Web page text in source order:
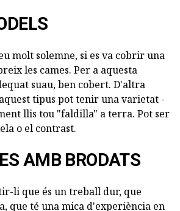
molt solemne, si es va cobrir una
les cames. Per a aquesta
suau, ben cobert. D'altra
tipus pot tenir una varietat -
llis tou "faldilla" a terra. Pot ser
o el contrast.
AMB BRODATS
li que és un treball dur, que
que té una mica d'experiència en